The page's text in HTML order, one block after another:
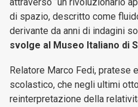
di spazio, descritto come
derivante da anni di indagini
svolge al Museo Italiano di
Relatore Marco Fedi, pratese
scolastico, che negli ultimi
reinterpretazione della